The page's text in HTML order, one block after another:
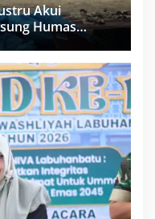
Akui
Humas